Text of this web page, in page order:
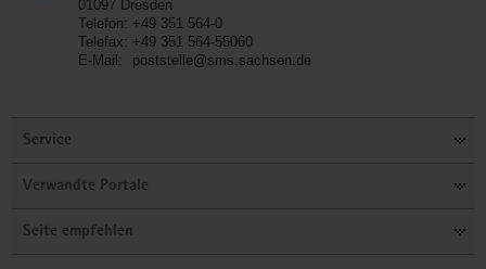
01097 Dresden
Telefon: +49 351 564-0
Telefax: +49 351 564-55060
E-Mail:
poststelle@sms.sachsen.de
Service
Verwandte Portale
Seite empfehlen